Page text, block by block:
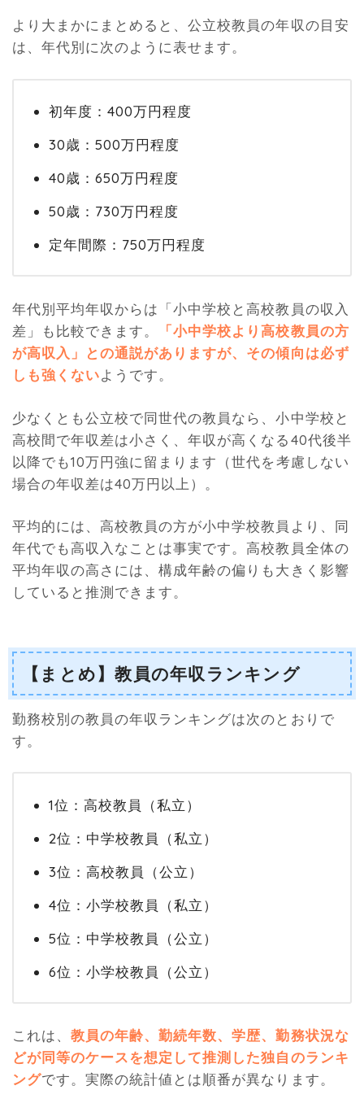
より大まかにまとめると、公立校教員の年収の目安
は、年代別に次のように表せます。
初年度：400万円程度
30歳：500万円程度
40歳：650万円程度
50歳：730万円程度
定年間際：750万円程度
年代別平均年収からは「小中学校と高校教員の収入
差」も比較できます。
「小中学校より高校教員の方
が高収入」との通説がありますが、その傾向は必ず
しも強くないようです。
少なくとも公立校で同世代の教員なら、小中学校と
高校間で年収差は小さく、年収が高くなる40代後半
以降でも10万円強に留まります（世代を考慮しない
場合の年収差は40万円以上）。
平均的には、高校教員の方が小中学校教員より、同
年代でも高収入なことは事実です。高校教員全体の
平均年収の高さには、構成年齢の偏りも大きく影響
していると推測できます。
【まとめ】教員の年収ランキング
勤務校別の教員の年収ランキングは次のとおりで
す。
1位：高校教員（私立）
2位：中学校教員（私立）
3位：高校教員（公立）
4位：小学校教員（私立）
5位：中学校教員（公立）
6位：小学校教員（公立）
これは、教員の年齢、勤続年数、学歴、勤務状況な
どが同等のケースを想定して推測した独自のランキ
ングです。実際の統計値とは順番が異なります。